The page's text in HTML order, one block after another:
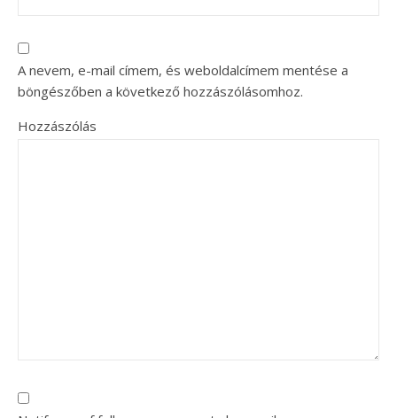
A nevem, e-mail címem, és weboldalcímem mentése a
böngészőben a következő hozzászólásomhoz.
Hozzászólás